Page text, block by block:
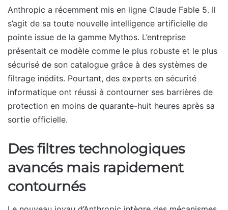
Anthropic a récemment mis en ligne Claude Fable 5. Il
s’agit de sa toute nouvelle intelligence artificielle de
pointe issue de la gamme Mythos. L’entreprise
présentait ce modèle comme le plus robuste et le plus
sécurisé de son catalogue grâce à des systèmes de
filtrage inédits. Pourtant, des experts en sécurité
informatique ont réussi à contourner ses barrières de
protection en moins de quarante-huit heures après sa
sortie officielle.
Des filtres technologiques
avancés mais rapidement
contournés